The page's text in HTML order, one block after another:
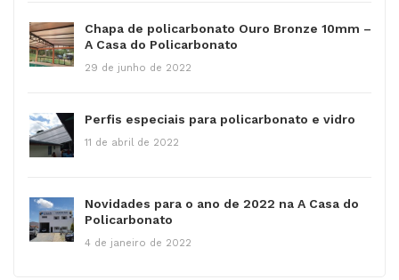
Chapa de policarbonato Ouro Bronze 10mm –
A Casa do Policarbonato
29 de junho de 2022
Perfis especiais para policarbonato e vidro
11 de abril de 2022
Novidades para o ano de 2022 na A Casa do
Policarbonato
4 de janeiro de 2022